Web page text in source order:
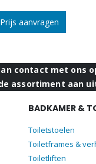
Prijs aanvragen
contact met ons
assortiment aan
BADKAMER &
Toiletstoelen
Toiletframes &
Toiletliften